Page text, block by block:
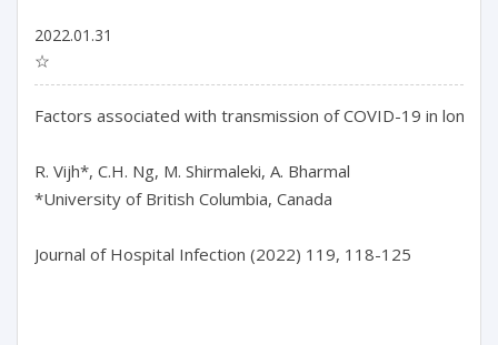
2022.01.31
☆
Factors associated with transmission of COVID-19 in long-
R. Vijh*, C.H. Ng, M. Shirmaleki, A. Bharmal
*University of British Columbia, Canada
Journal of Hospital Infection (2022) 119, 118-125